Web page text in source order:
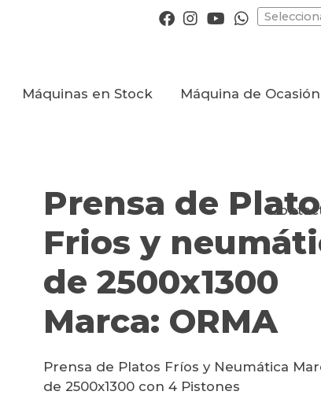
Máquinas en Stock Máquina de Ocasión
Prensa de
Frios y
de 2500x1300
Marca: ORMA
Prensa de Platos Fríos y Neumática
de 2500x1300 con 4 Pistones